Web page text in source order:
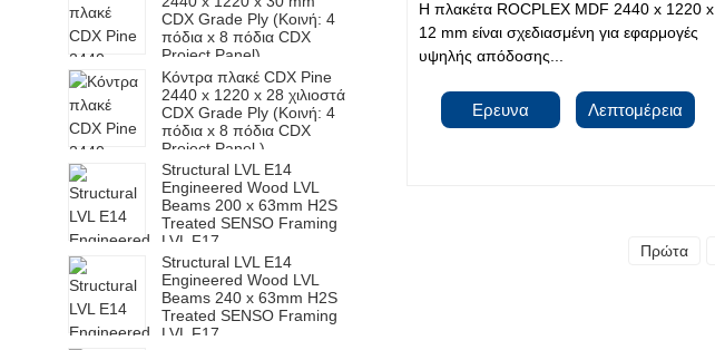
CDX Grade Ply (Κοινή: 4
πόδια x 8 πόδια CDX
Project Panel)
Κόντρα πλακέ CDX Pine
2440 x 1220 x 28 χιλιοστά
CDX Grade Ply (Κοινή: 4
πόδια x 8 πόδια CDX
Project Panel )
Structural LVL E14
Engineered Wood LVL
Beams 200 x 63mm H2S
Treated SENSO Framing
LVL F17
Structural LVL E14
Engineered Wood LVL
Beams 240 x 63mm H2S
Treated SENSO Framing
LVL F17
Η πλακέτα ROCPLEX MDF 2440 x 1220 x
12 mm είναι σχεδιασμένη για εφαρμογές
υψηλής απόδοσης...
Ερευνα Λεπτομέρεια
Πρώτα